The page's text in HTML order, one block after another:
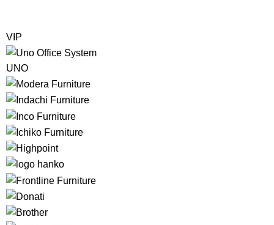
VIP
UNO